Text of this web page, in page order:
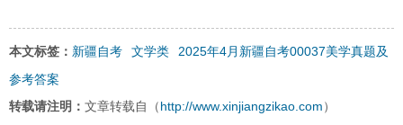
本文标签： 新疆自考 文学类
2025年4月新疆自考00037美学真题及
参考答案
转载请注明： 文章转载自（ http://www.xinjiangzikao.com ）